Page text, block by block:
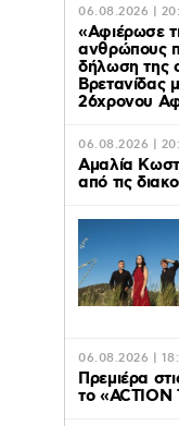
06.08.2026 |
«Αφιέρωσε
ανθρώπους
δήλωση της
Βρετανίδας
26χρονου
06.08.2026 |
Αμαλία
από τις
06.08.2026 |
Πρεμιέρα
το